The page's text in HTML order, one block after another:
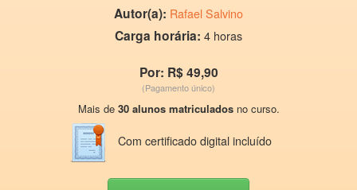
Autor(a): Rafael Salvino
Carga horária: 4 horas
Por: R$ 49,90
(Pagamento único)
Mais de 30 alunos matriculadosno curso.
Com certificado digital incluído